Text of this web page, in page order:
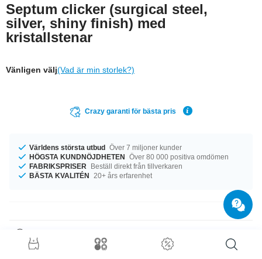
Septum clicker (surgical steel,
silver, shiny finish) med
kristallstenar
Vänligen välj(Vad är min storlek?)
Crazy garanti för bästa pris
Världens största utbud Över 7 miljoner kunder
HÖGSTA KUNDNÖJDHETEN Över 80 000 positiva omdömen
FABRIKSPRISER
Beställ direkt från tillverkaren
BÄSTA KVALITÉN
20+ års erfarenhet
Kommer med en tjocklek på 1.2 mm. Kommer med en längd på 6 mm.